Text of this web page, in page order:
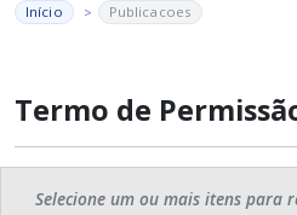
Início Publicacoes
Termo de
Selecione um ou mais itens para